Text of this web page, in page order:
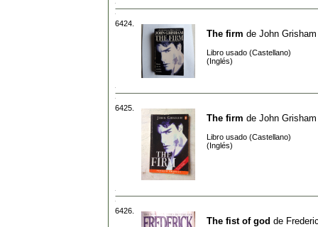
6424.
The firm de John Grisham
Libro usado (Castellano)
(Inglés)
6425.
The firm de John Grisham
Libro usado (Castellano)
(Inglés)
6426.
The fist of god de